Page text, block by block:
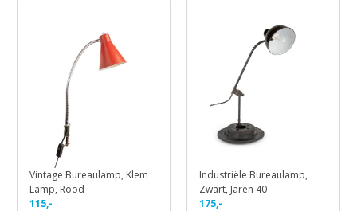
Vintage Bureaulamp, Klem
Lamp, Rood
115,-
Industriële Bureaulamp,
Zwart, Jaren 40
175,-